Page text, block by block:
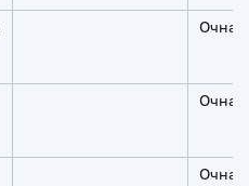
Очная
Очная
Очная